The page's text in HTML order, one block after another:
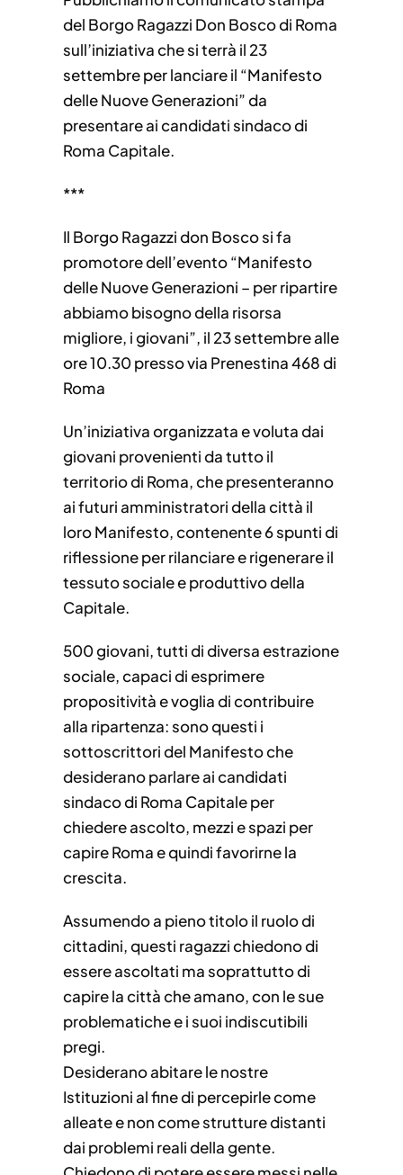
del Borgo Ragazzi Don Bosco di Roma
sull’iniziativa che si terrà il 23
settembre per lanciare il “Manifesto
delle Nuove Generazioni” da
presentare ai candidati sindaco di
Roma Capitale.
***
Il Borgo Ragazzi don Bosco si fa
promotore dell’evento “Manifesto
delle Nuove Generazioni – per ripartire
abbiamo bisogno della risorsa
migliore, i giovani”, il 23 settembre alle
ore 10.30 presso via Prenestina 468 di
Roma
Un’iniziativa organizzata e voluta dai
giovani provenienti da tutto il
territorio di Roma, che presenteranno
ai futuri amministratori della città il
loro Manifesto, contenente 6 spunti di
riflessione per rilanciare e rigenerare il
tessuto sociale e produttivo della
Capitale.
500 giovani, tutti di diversa estrazione
sociale, capaci di esprimere
propositività e voglia di contribuire
alla ripartenza: sono questi i
sottoscrittori del Manifesto che
desiderano parlare ai candidati
sindaco di Roma Capitale per
chiedere ascolto, mezzi e spazi per
capire Roma e quindi favorirne la
crescita.
Assumendo a pieno titolo il ruolo di
cittadini, questi ragazzi chiedono di
essere ascoltati ma soprattutto di
capire la città che amano, con le sue
problematiche e i suoi indiscutibili
pregi.
Desiderano abitare le nostre
Istituzioni al fine di percepirle come
alleate e non come strutture distanti
dai problemi reali della gente.